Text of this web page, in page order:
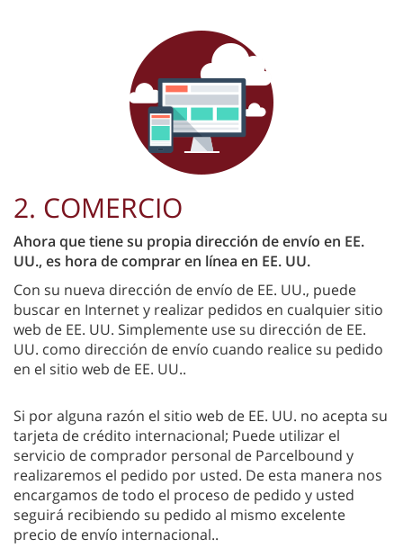
2. COMERCIO
Ahora que tiene su propia dirección de envío en EE.
UU., es hora de comprar en línea en EE. UU.
Con su nueva dirección de envío de EE. UU., puede
buscar en Internet y realizar pedidos en cualquier sitio
web de EE. UU. Simplemente use su dirección de EE.
UU. como dirección de envío cuando realice su pedido
en el sitio web de EE. UU..
Si por alguna razón el sitio web de EE. UU. no acepta su
tarjeta de crédito internacional; Puede utilizar el
servicio de comprador personal de Parcelbound y
realizaremos el pedido por usted. De esta manera nos
encargamos de todo el proceso de pedido y usted
seguirá recibiendo su pedido al mismo excelente
precio de envío internacional..